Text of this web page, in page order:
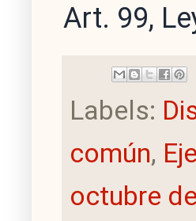
Art. 99,
Labels:
común,
octubre